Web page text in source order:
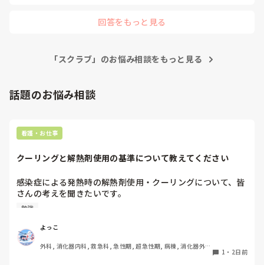
回答をもっと見る
「スクラブ」のお悩み相談をもっと見る
話題のお悩み相談
看護・お仕事
クーリングと解熱剤使用の基準について教えてください
感染症による発熱時の解熱剤使用・クーリングについて、皆
さんの考えを聞きたいです。
ばかりの患者さんがいるとします。当然、原因がすぐに改善
するわけではないため、解熱剤を使用して一時的に解熱して
も、効果が切れれば再度発熱する可能性があります。
勉強
よっこ
外科, 消化器内科, 救急科, 急性期, 超急性期, 病棟, 消化器外
1 ・ 2日前